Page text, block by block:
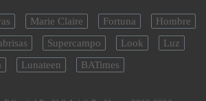
Marie Claire Fortuna
Hombre
Supercampo Look
Luz
Lunateen BATimes